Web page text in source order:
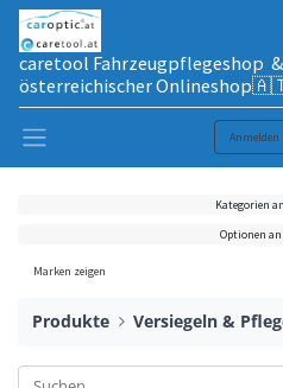
caretool Fahrzeugpflegeshop
österreichischer
Anmelden
Kategorien
Optionen
Marken zeigen
Produkte Versiegeln &